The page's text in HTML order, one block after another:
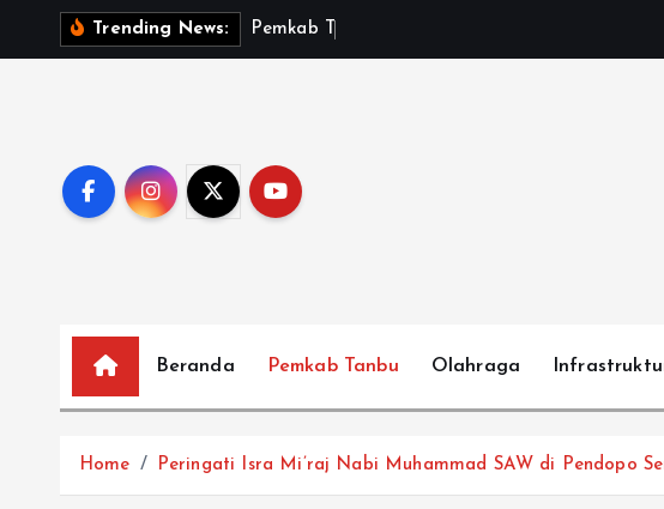
Trending News: Pem ka b
Beranda Pemkab Tanbu Olahraga
Home Peringati Isra Mi’raj Nabi Muhammad SAW di Pendopo